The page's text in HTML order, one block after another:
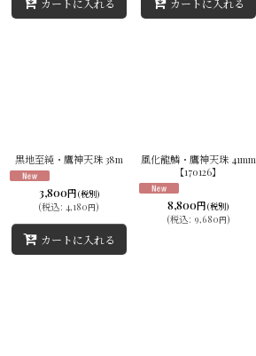
カートに入れる カートに入れる
黒地至純・鷹神天珠 38m
3,800円(税別)
(税込: 4,180円)
カートに入れる
風化龍鱗・鷹神天珠 41mm
【170126】
8,800円 (税別)
(税込: 9,680円)